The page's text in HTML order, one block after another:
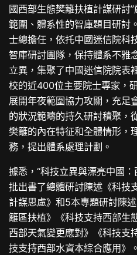
國西部生態樊籬扶植計謀研討
範圍、體系性的智庫題目研討
士總擔任，依托中國迷信院科
智庫研討團隊，保持體系不雅
立異，集聚了中國迷信院院表
校的近400位主要院士專家，
展開年夜範圍協力攻關，充足
的狀況範疇的持久研討積聚，
樊籬的內在特征和全體情形，
務，提出體系處理計劃。
據悉，“科技立異與漂亮中國
批出書了總體研討陳述《科技
計謀思慮》和5本專題研討陳
籬區扶植》《科技支持西部生
西部天氣變更應對》《科技支
技支持西部水資本綜合應用》